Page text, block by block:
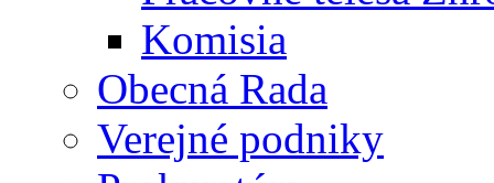
Komisia
Obecná Rada
Verejné podniky